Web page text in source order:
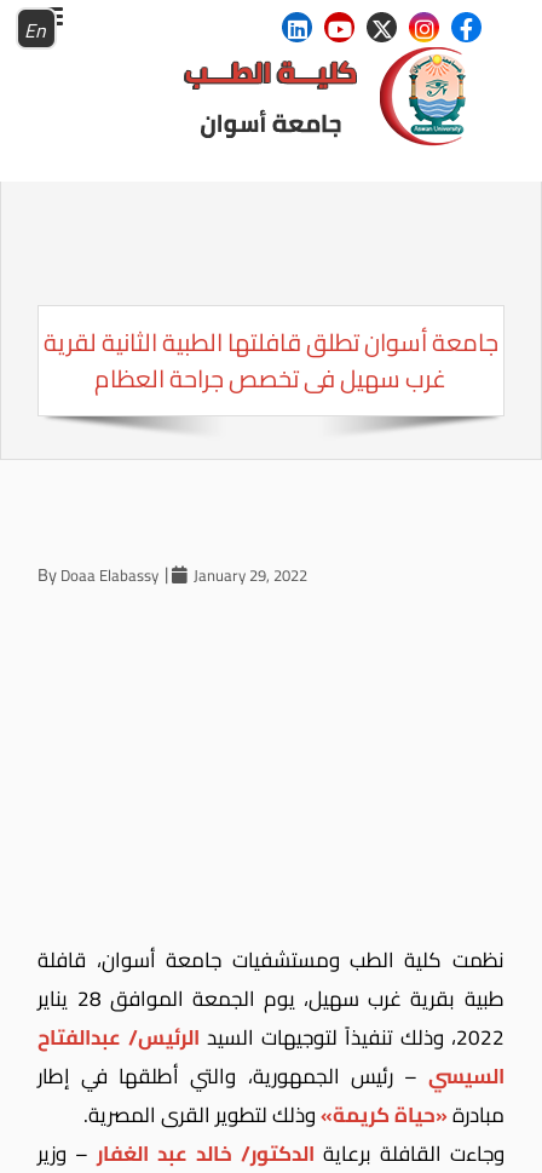
En
جامعة أسوان تطلق قافلتها الطبية الثانية لقرية
غرب سهيل فى تخصص جراحة العظام
ByDoaa Elabassy January 29, 2022
نظمت كلية الطب ومستشفيات جامعة أسوان، قافلة
طبية بقرية غرب سهيل، يوم الجمعة الموافق 28 يناير
2022، وذلك تنفيذاً لتوجيهات السيد
الرئيس/ عبدالفتاح
السيسي – رئيس الجمهورية، والتي أطلقها في إطار
مبادرة«حياة كريمة»وذلك لتطوير القرى المصرية.
وجاءت القافلة برعاية الدكتور/ خالد عبد الغفار– وزير